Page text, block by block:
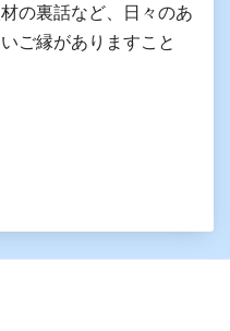
の裏話など、日々のあ
ご縁がありますこと